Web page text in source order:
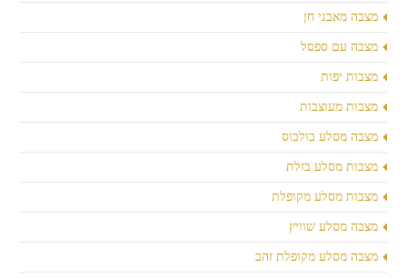
מצבה מאבני חן
מצבה עם ספסל
מצבות יפות
מצבות מעוצבות
מצבה מסלע בולבוס
מצבות מסלע בזלת
מצבות מסלע מקופלת
מצבה מסלע שוויץ
מצבה מסלע מקופלת זהב